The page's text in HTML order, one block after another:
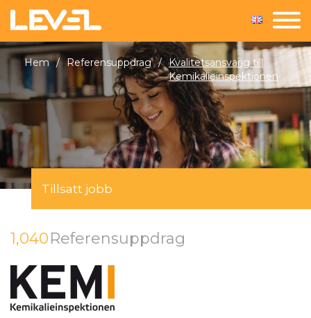
Hem / Referensuppdrag / Kvalitetsansvarig till
Kemikalieinspektionen
Tillsatt jobb
1,040Referensuppdrag